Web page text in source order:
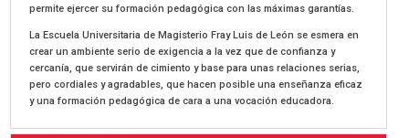
permite ejercer su formación pedagógica con las máximas garantías.
La Escuela Universitaria de Magisterio Fray Luis de León se esmera en
crear un ambiente serio de exigencia a la vez que de confianza y
cercanía, que servirán de cimiento y base para unas relaciones serias,
pero cordiales y agradables, que hacen posible una enseñanza eficaz
y una formación pedagógica de cara a una vocación educadora.